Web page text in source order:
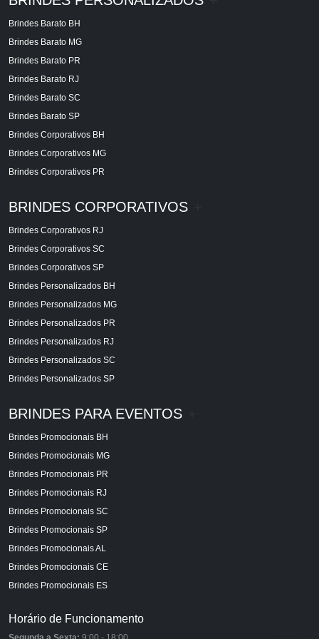
Brindes Barato BH
Brindes Barato MG
Brindes Barato PR
Brindes Barato RJ
Brindes Barato SC
Brindes Barato SP
Brindes Corporativos BH
Brindes Corporativos MG
Brindes Corporativos PR
BRINDES CORPORATIVOS
Brindes Corporativos RJ
Brindes Corporativos SC
Brindes Corporativos SP
Brindes Personalizados BH
Brindes Personalizados MG
Brindes Personalizados PR
Brindes Personalizados RJ
Brindes Personalizados SC
Brindes Personalizados SP
BRINDES PARA EVENTOS
Brindes Promocionais BH
Brindes Promocionais MG
Brindes Promocionais PR
Brindes Promocionais RJ
Brindes Promocionais SC
Brindes Promocionais SP
Brindes Promocionais AL
Brindes Promocionais CE
Brindes Promocionais ES
Horário de Funcionamento